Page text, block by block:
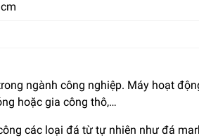
ngành công nghiệp. Máy hoạt
hoặc gia công thô,…
các loại đá từ tự nhiên như đá